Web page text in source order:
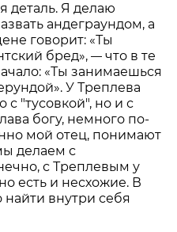
деталь. Я делаю
андеграундом, а
говорит: «Ты
бред»,— что в те
«Ты занимаешься
У Треплева
"тусовкой", но и с
богу, немного по-
мой отец, понимают
делаем с
с Треплевым у
есть и несхожие. В
внутри себя